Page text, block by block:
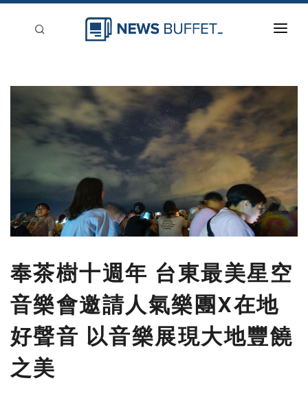
新聞稿分類
登入
刊登
奉茶樹十週年 台東最美星空
音樂會邀請人氣樂團X在地
好聲音 以音樂展現大地豐饒
之美